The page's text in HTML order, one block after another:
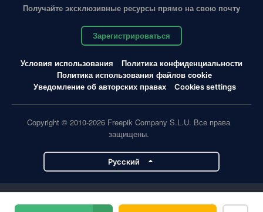
Получайте эксклюзивные ресурсы прямо на свою почту
Зарегистрироваться
Условия использования
Политика конфиденциальности
Политика использования файлов cookie
Уведомление об авторских правах
Cookies settings
Copyright © 2010-2026 Freepik Company S.L.U. Все права
защищены.
Pусский